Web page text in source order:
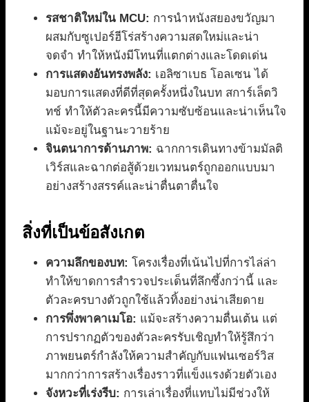
รสชาติใหม่ใน MCU: การนำหนังสยองขวัญมา
ผสมกับซูเปอร์ฮีโร่สร้างความสดใหม่และน่า
จดจำ ทำให้หนังมีโทนที่แตกต่างและโดดเด่น
การแสดงอันทรงพลัง: เอลิซาเบธ โอลเซน ได้
มอบการแสดงที่ดีที่สุดครั้งหนึ่งในบท สการ์เล็ตวิ
ทช์ ทำให้ตัวละครนี้มีความซับซ้อนและน่าเห็นใจ
แม้จะอยู่ในฐานะวายร้าย
จินตนาการด้านภาพ: ฉากการเดินทางข้ามมัลติ
เวิร์สและฉากต่อสู้ด้วยเวทมนตร์ถูกออกแบบมา
อย่างสร้างสรรค์และน่าตื่นตาตื่นใจ
สิ่งที่เป็นข้อสังเกต
ความลึกของบท: โครงเรื่องที่เน้นไปที่การไล่ล่า
ทำให้ขาดการสำรวจประเด็นที่ลึกซึ้งกว่านี้ และ
ตัวละครบางตัวถูกใช้แล้วทิ้งอย่างน่าเสียดาย
การพึ่งพาคาเมโอ: แม้จะสร้างความตื่นเต้น แต่
การปรากฏตัวของตัวละครรับเชิญทำให้รู้สึกว่า
ภาพยนตร์กำลังให้ความสำคัญกับแฟนเซอร์วิส
มากกว่าการสร้างเรื่องราวที่แข็งแรงด้วยตัวเอง
จังหวะที่เร่งรีบ: การเล่าเรื่องที่แทบไม่มีช่วงให้